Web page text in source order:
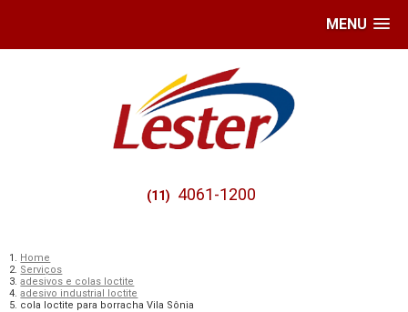
MENU
(11) 4061-1200
Home
Serviços
adesivos e colas loctite
adesivo industrial loctite
cola loctite para borracha Vila Sônia